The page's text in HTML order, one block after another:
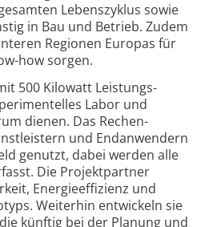
Lebens­zyklus sowie
in Bau und Betrieb. Zudem
Regionen Europas für
how sorgen.
500 Kilowatt Leistungs­
Labor und
dienen. Das Rechen­
und End­anwendern
genutzt, dabei werden alle
Die Projekt­partner
Energie­effizienz und
Weiterhin entwickeln sie
künftig bei der Planung und